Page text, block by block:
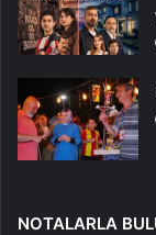
NOTALARLA